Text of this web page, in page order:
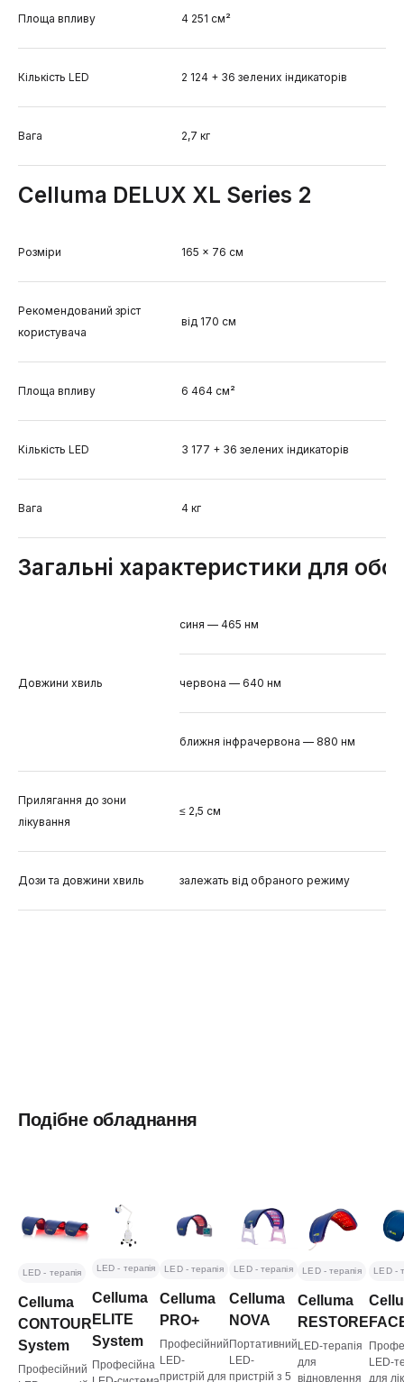
Площа впливу 4 251 см²
Кількість LED 2 124 + 36 зелених індикаторів
Вага 2,7 кг
Celluma DELUX XL Series 2
Розміри 165 × 76 см
Рекомендований зріст
користувача
від 170 см
Площа впливу 6 464 см²
Кількість LED 3 177 + 36 зелених індикаторів
Вага 4 кг
Загальні характеристики для
Довжини хвиль
синя — 465 нм
червона — 640 нм
ближня інфрачервона — 880 нм
Прилягання до зони
лікування
≤ 2,5 см
Дози та довжини хвиль залежать від обраного режиму
Подібне обладнання
Celluma
CONTOUR
System
Професійний
LED - терапія
Celluma
ELITE
System
Професійна
LED - терапія
Celluma
PRO+
Професійний
LED-
пристрій для
LED - терапія
Celluma
NOVA
Портативний
LED-
пристрій з 5
LED - терапія
Celluma
RESTORE
LED-терапія
для
відновлення
LED - терапія
LED-
для
LED -